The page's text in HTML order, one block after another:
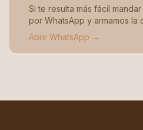
Si te resulta más fácil
por WhatsApp y armamos la
Abrir WhatsApp →